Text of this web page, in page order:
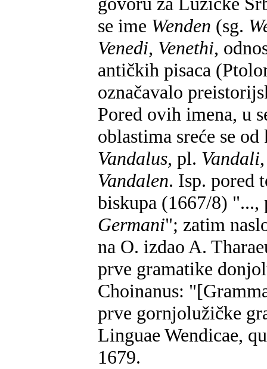
se ime Wenden (sg.
Venedi, Venethi,
antičkih pisaca
označavalo
Pored ovih imena, u
oblastima sreće se
Vandalus, pl. Vandali
Vandalen. Isp. pored
biskupa (1667/8)
Germani"; zatim
na O. izdao A.
prve gramatike
Choinanus:
prve gornjolužičke
Linguae Wendicae,
1679.